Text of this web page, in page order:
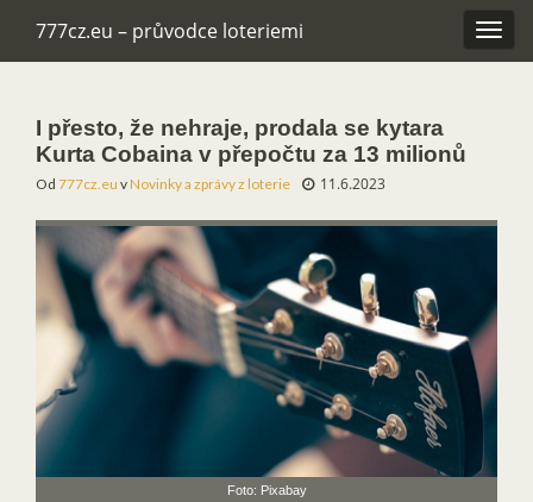
777cz.eu – průvodce loteriemi
I přesto, že nehraje, prodala se kytara
Kurta Cobaina v přepočtu za 13 milionů
Od 777cz.eu vNovinky a zprávy z loterie 11.6.2023
Foto: Pixabay